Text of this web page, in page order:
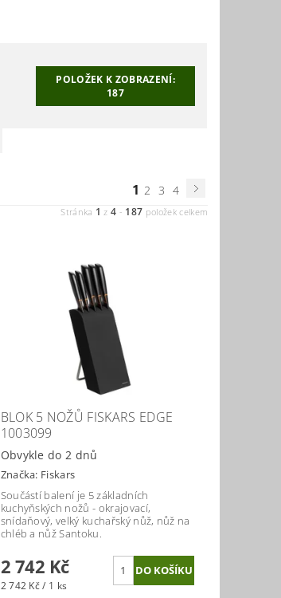
POLOŽEK K ZOBRAZENÍ:
187
1 2 3 4
Stránka 1 z4 - 187 položek celkem
BLOK 5 NOŽŮ FISKARS EDGE
1003099
Obvykle do 2 dnů
Značka: Fiskars
Součástí balení je 5 základních
kuchyňských nožů - okrajovací,
snídaňový, velký kuchařský nůž, nůž na
chléb a nůž Santoku.
2 742 Kč
2 742 Kč / 1 ks